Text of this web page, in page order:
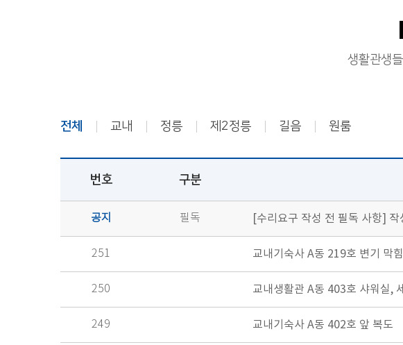
생활관생
전체 교내 정릉 제2정릉 길음 원룸
번호 구분
공지 필독 [수리요구 작성 전 필독 사항]
251 교내기숙사 A동 219호 변기 막힘
250 교내생활관 A동 403호 샤워실,
249 교내기숙사 A동 402호 앞 복도